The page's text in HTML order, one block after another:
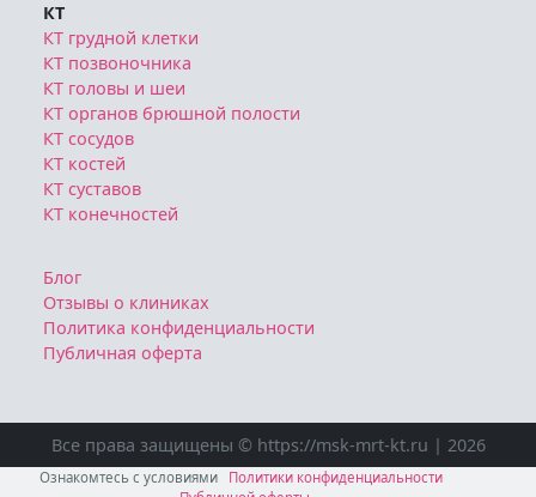
КТ
КТ грудной клетки
КТ позвоночника
КТ головы и шеи
КТ органов брюшной полости
КТ сосудов
КТ костей
КТ суставов
КТ конечностей
Блог
Отзывы о клиниках
Политика конфиденциальности
Публичная оферта
Все права защищены © https://msk-mrt-kt.ru | 2026
Ознакомтесь с условиями
Политики конфиденциальности